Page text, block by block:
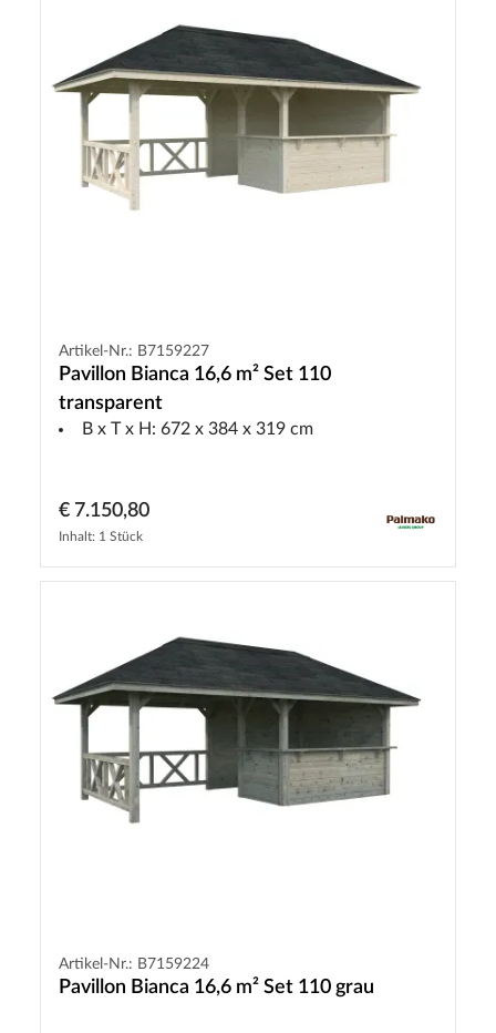
Artikel-Nr.: B7159227
Pavillon Bianca 16,6 m² Set 110
transparent
B x T x H: 672 x 384 x 319 cm
€ 7.150,80
Inhalt: 1 Stück
Artikel-Nr.: B7159224
Pavillon Bianca 16,6 m² Set 110 grau